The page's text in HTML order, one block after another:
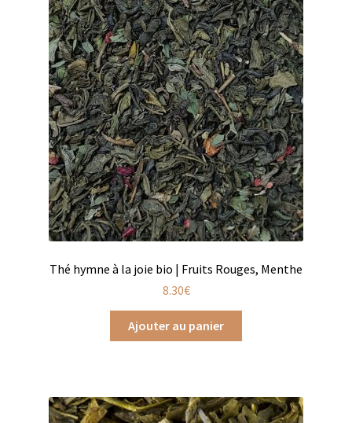
Coffrets thés
Conditionnement de nos thés et infusions
Conditions générales de ventes et mentions légales
Contactez-nous
Diffuseurs de parfum
Enfants
Cadeaux de naissance
Jeux pour enfants
Accessoires de bain à broder
Thé hymne à la joie bio | Fruits Rouges, Menthe
8.30€
Ajouter au panier